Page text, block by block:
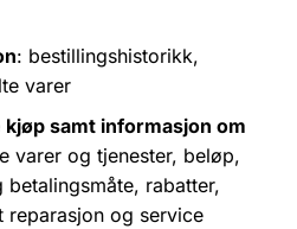
: bestillingshistorikk,
varer
samt informasjon om
varer og tjenester, beløp,
rabatter,
og service